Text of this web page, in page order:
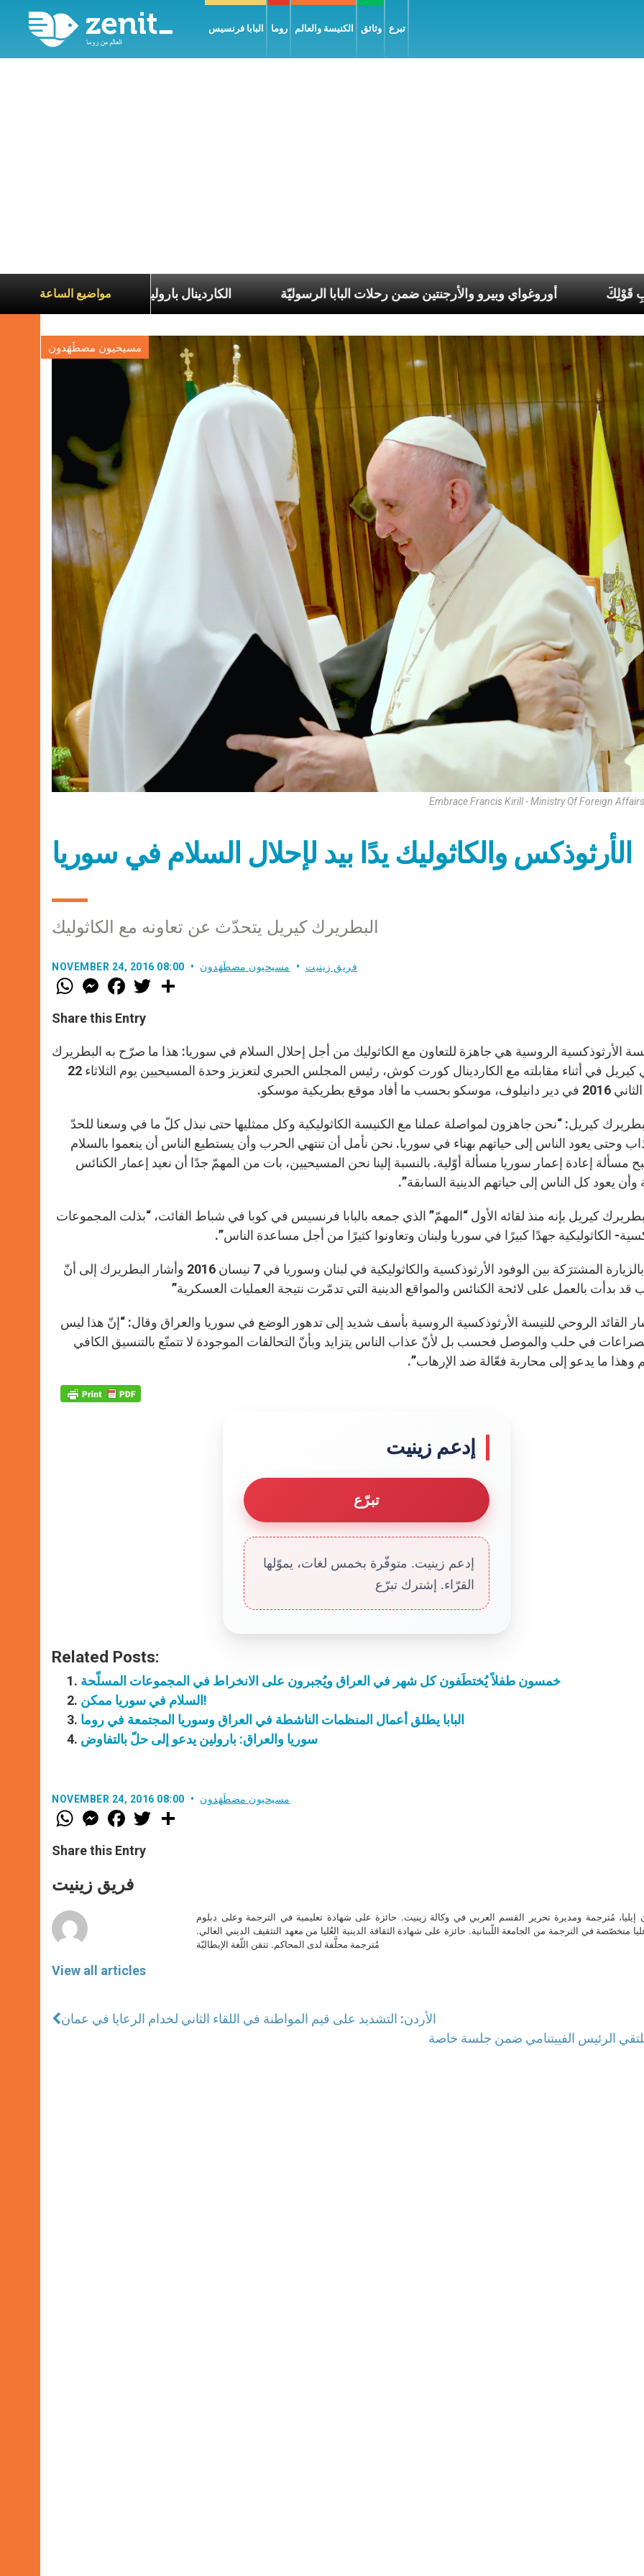
البابا فرنسيس روما الكنيسة والعالم وثائق تبرع
مواضيع الساعة
الكاردينال بارولين: السلام أوروغواي وبيرو والأرجنتين ضمن رحلات البابا الرسوليّة فليكُن لي بِحَسَبِ قَوْلِكَ
مسيحيون مضطَهَدون
Embrace Francis Kirill - Ministry Of Foreign
الأرثوذكس والكاثوليك يدًا بيد لإحلال السلام في سوريا
البطريرك كيريل يتحدّث عن تعاونه مع الكاثوليك
NOVEMBER 24, 2016 08:00 فريق زينيت مسيحيون مضطَهَدون
W
h
t
s
p
p
M
e
s
e
g
e
r
F
a
e
b
o
k
w
r
Share this Entry
الأرثوذكسية الروسية هي جاهزة للتعاون مع الكاثوليك من أجل إحلال السلام في سوريا: هذا ما صرّح به البطريرك
الروسي كيريل في أثناء مقابلته مع الكاردينال كورت كوش، رئيس المجلس الحبري لتعزيز وحدة المسيحيين يوم الثلاثاء 22
ما أفاد موقع بطريكية موسكو.
كيريل: “نحن جاهزون لمواصلة عملنا مع الكنيسة الكاثوليكية وكل ممثليها حتى نبذل كلّ ما في وسعنا للحدّ
وحتى يعود الناس إلى حياتهم بهناء في سوريا. نحن نأمل أن تنتهي الحرب وأن يستطيع الناس أن ينعموا بالسلام
مسألة إعادة إعمار سوريا مسألة أوّلية. بالنسبة إلينا نحن المسيحيين، بات من المهمّ جدًا أن نعيد إعمار الكنائس
وأن يعود كل الناس إلى حياتهم الدينية السابقة”.
كيريل بإنه منذ لقائه الأول “المهمّ” الذي جمعه بالبابا فرنسيس في كوبا في شباط الفائت، “بذلت المجموعات
الكاثوليكية جهدًا كبيرًا في سوريا ولبنان وتعاونوا كثيرًا من أجل مساعدة الناس”.
ثم ذكّر بالزيارة المشترَكة بين الوفود الأرثوذكسية والكاثوليكية في لبنان وسوريا في 7 نيسان 2016 وأشار البطريرك إلى أنّ
قد بدأت بالعمل على لائحة الكنائس والمواقع الدينية التي تدمّرت نتيجة العمليات العسكرية”
القائد الروحي للنيسة الأرثوذكسية الروسية بأسف شديد إلى تدهور الوضع في سوريا والعراق وقال: “إنّ هذا ليس
في حلب والموصل فحسب بل لأنّ عذاب الناس يتزايد وبأنّ التحالفات الموجودة لا تتمتّع بالتنسيق الكافي
وهذا ما يدعو إلى محاربة فعّالة ضد الإرهاب”.
إدعم زينيت
تبرّع
إدعم زينيت. متوفّرة بخمس لغات، يموّلها
القرّاء. إشترك تبرّع
Related Posts:
خمسون طفلاً يُختطَفون كل شهر في العراق ويُجبرون على الانخراط في المجموعات المسلّحة
السلام في سوريا ممكن!
البابا يطلق أعمال المنظمات الناشطة في العراق وسوريا المجتمعة في روما
سوريا والعراق: بارولين يدعو إلى حلّ بالتفاوض
NOVEMBER 24, 2016 08:00 مسيحيون مضطَهَدون
W
h
t
s
p
p
M
e
s
e
g
e
F
a
e
b
o
k
w
Share this Entry
فريق زينيت
View all articles
إيليا، مُترجمة ومديرة تحرير القسم العربي في وكالة زينيت. حائزة على شهادة تعليمية في الترجمة وعلى دبلوم
متخصّصة في الترجمة من الجامعة اللّبنانية. حائزة على شهادة الثقافة الدينية العُليا من معهد التثقيف الديني العالي.
مُترجمة محلَّفة لدى المحاكم. تتقن اللّغة الإيطاليّة
الأردن: التشديد على قيم المواطنة في اللقاء الثاني لخدام الرعايا في عمان
يلتقي الرئيس الفييتنامي ضمن جلسة خاصة